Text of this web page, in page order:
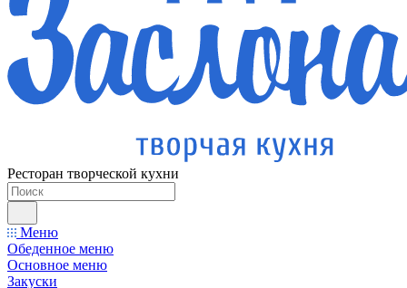
Ресторан творческой кухни
Меню
Обеденное меню
Основное меню
Закуски